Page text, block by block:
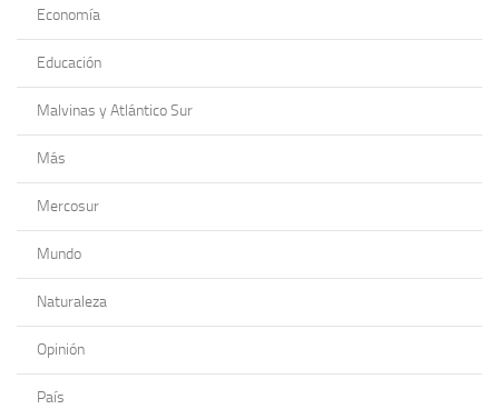
Economía
Educación
Malvinas y Atlántico Sur
Más
Mercosur
Mundo
Naturaleza
Opinión
País